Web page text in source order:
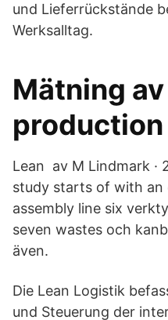
und Lieferrückstände
Werksalltag.
Mätning
production
Lean av M Lindmark
study starts of with an
assembly line six
seven wastes och
även.
Die Lean Logistik
und Steuerung der